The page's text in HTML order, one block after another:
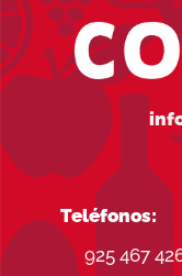
Teléfonos:
925 467